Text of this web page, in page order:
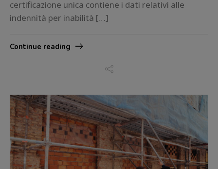
certificazione unica contiene i dati relativi alle
indennità per inabilità […]
Continue reading